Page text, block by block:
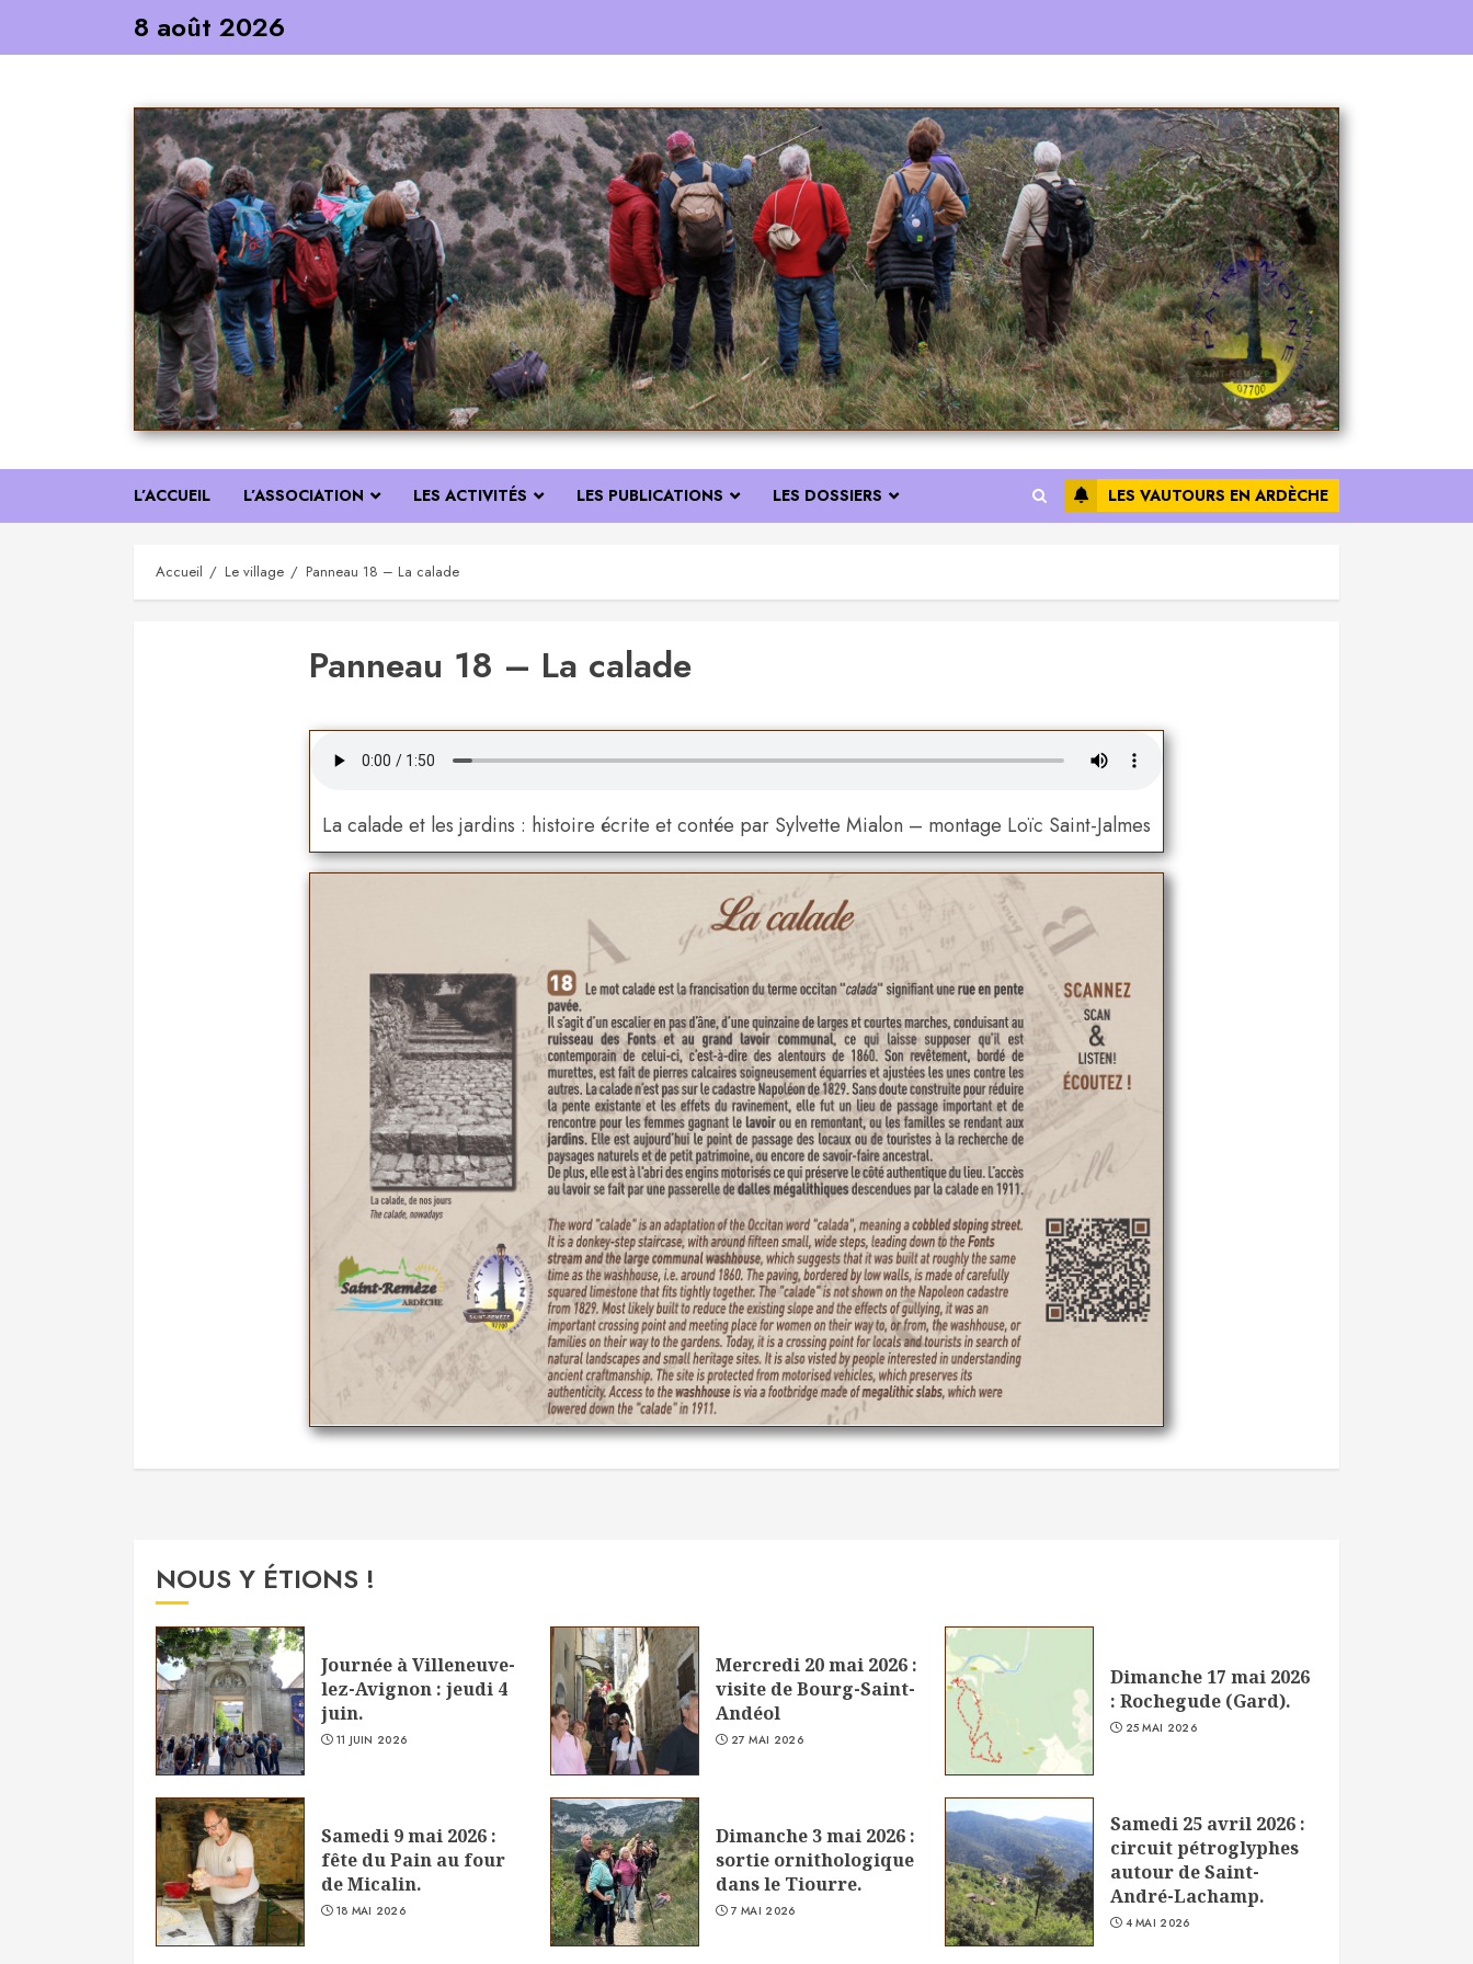
8 août 2026
L’ACCUEIL L’ASSOCIATION LES ACTIVITÉS LES PUBLICATIONS LES DOSSIERS LES VAUTOURS EN ARDÈCHE
Accueil Le village Panneau 18 – La calade
Panneau 18 – La calade
La calade et les jardins : histoire écrite et contée par Sylvette Mialon – montage Loïc Saint-Jalmes
NOUS Y ÉTIONS !
Journée à Villeneuve-
lez-Avignon : jeudi 4
juin.
11 JUIN 2026
Mercredi 20 mai 2026 :
visite de Bourg-Saint-
Andéol
27 MAI 2026
Dimanche 17 mai 2026
: Rochegude (Gard).
25 MAI 2026
Samedi 9 mai 2026 :
fête du Pain au four
de Micalin.
18 MAI 2026
Dimanche 3 mai 2026 :
sortie ornithologique
dans le Tiourre.
7 MAI 2026
Samedi 25 avril 2026 :
circuit pétroglyphes
autour de Saint-
André-Lachamp.
4 MAI 2026